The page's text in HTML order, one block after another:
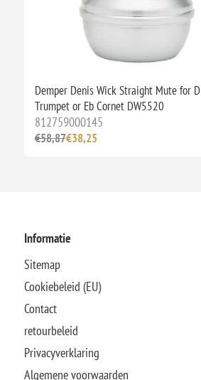
Demper Denis Wick Straight Mute for D
Trumpet or Eb Cornet DW5520
812759000145
€58,87€38,25
Informatie
Sitemap
Cookiebeleid (EU)
Contact
retourbeleid
Privacyverklaring
Algemene voorwaarden